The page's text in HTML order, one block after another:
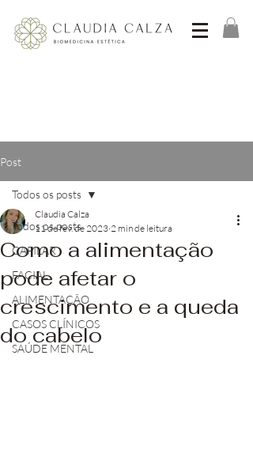
Post
Todos os posts
CAPILAR
FACIAL
ALIMENTAÇÃO
CASOS CLÍNICOS
SAÚDE MENTAL
Todos os posts
Como a alimentação
pode afetar o
crescimento e a queda
do cabelo
Claudia Calza
11 de fev. de 2023 2 min de leitura